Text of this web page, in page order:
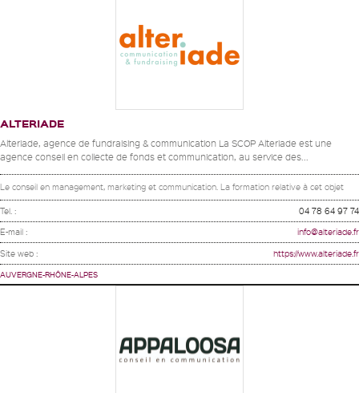
ALTERIADE
Alteriade, agence de fundraising & communication La SCOP Alteriade est une
agence conseil en collecte de fonds et communication, au service des...
Le conseil en management, marketing et communication. La formation relative à cet objet
Tel. : 04 78 64 97 74
E-mail : info@alteriade.fr
Site web : https://www.alteriade.fr
AUVERGNE-RHÔNE-ALPES